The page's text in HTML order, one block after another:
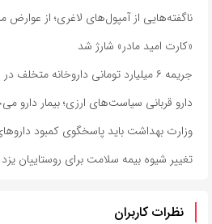
ناگفته‌هایی از آمپول‌های لاغری؛ از عوارض
«کارت امید مادر» شارژ شد
جریمه ۶ میلیارد تومانی داروخانه متخلف در فسا
دارو قربانی سیاست‌های ارزی؛ بیمار دارو
وزارت بهداشت باید پاسخگوی کمبود
تغییر شیوه بیمه سلامت برای روستاییان
نظرات کاربران